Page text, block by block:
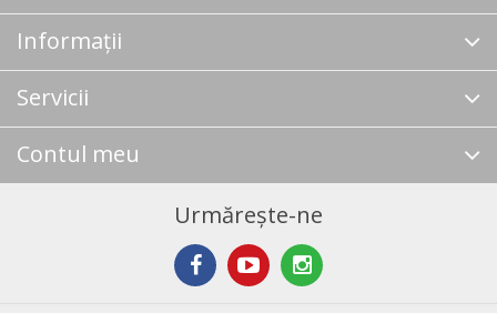
Informații
Servicii
Contul meu
Urmărește-ne